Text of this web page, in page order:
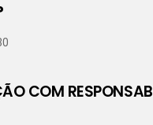
COM